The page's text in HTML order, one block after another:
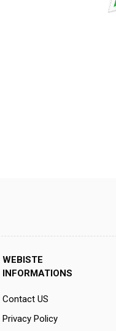
WEBISTE
INFORMATIONS
Contact US
Privacy Policy